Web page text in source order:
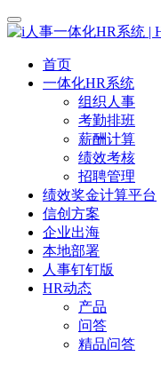
首页
一体化HR系统
组织人事
考勤排班
薪酬计算
绩效考核
招聘管理
绩效奖金计算平台
信创方案
企业出海
本地部署
人事钉钉版
HR动态
产品
问答
精品问答